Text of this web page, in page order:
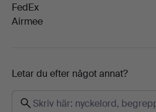
FedEx
Airmee
Letar du efter något annat?